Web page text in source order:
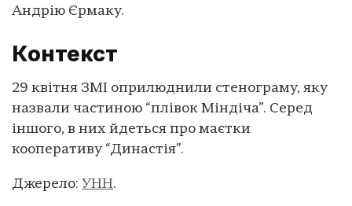
Андрію Єрмаку.
Контекст
29 квітня ЗМІ оприлюднили стенограму, яку
назвали частиною “плівок Міндіча”. Серед
іншого, в них йдеться про маєтки
кооперативу “Династія”.
Джерело: УНН.